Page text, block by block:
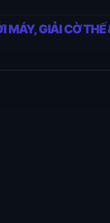
MÁY, GIẢI CỜ THẾ